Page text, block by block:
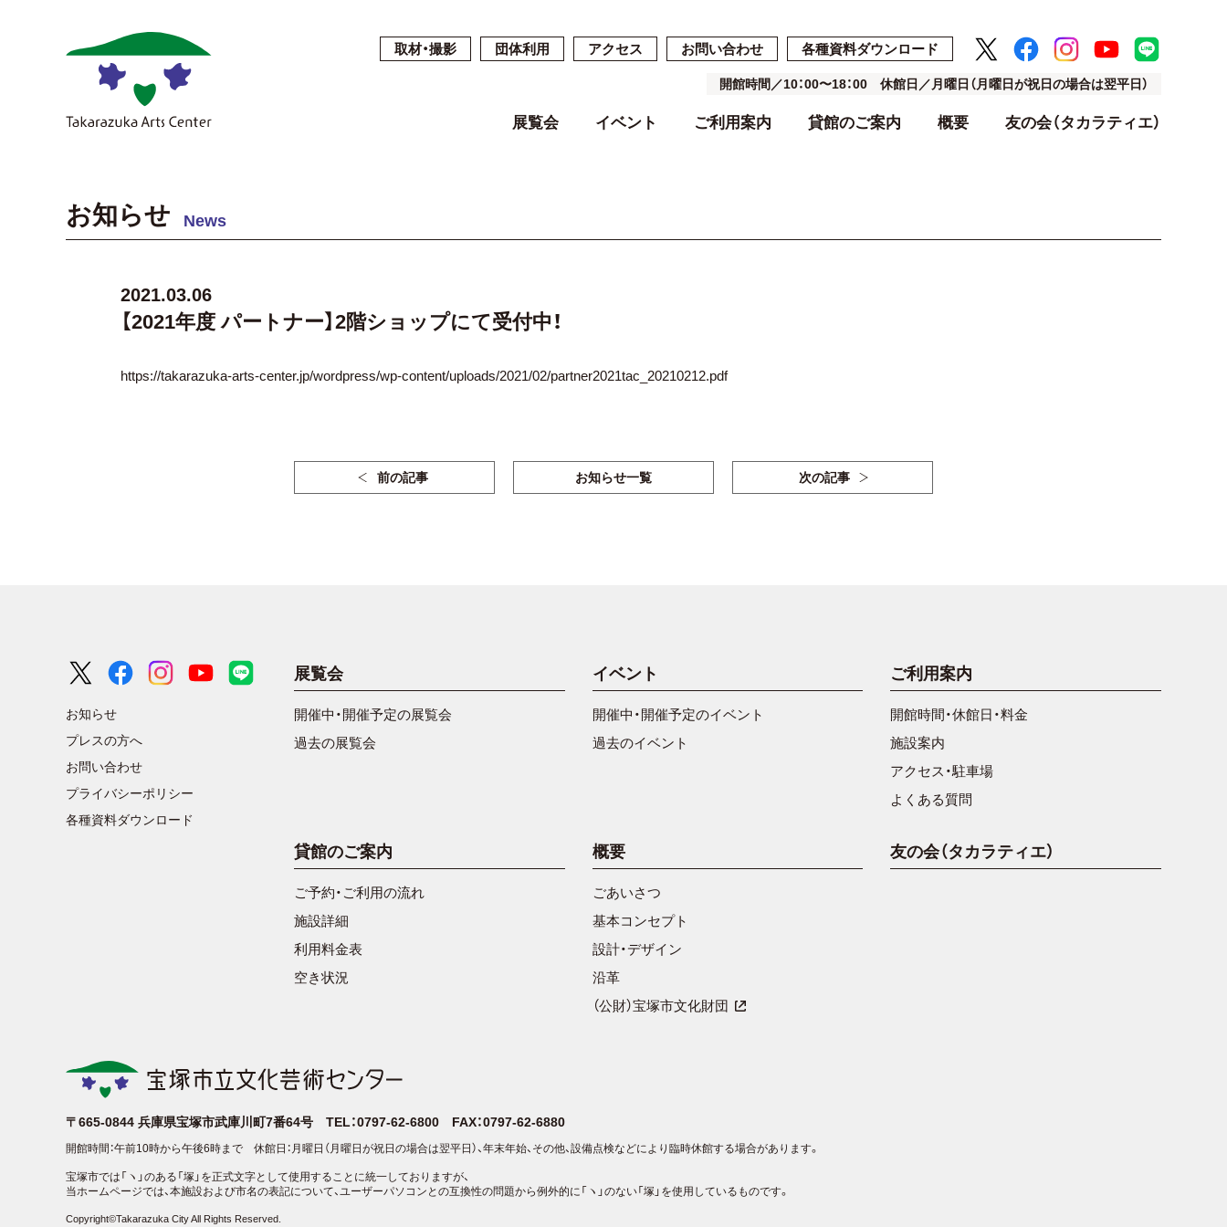
取材・撮影 団体利用 アクセス お問い合わせ 各種資料ダウンロード
開館時間／10：00〜18：00 休館日／月曜日（月曜日が祝日の場合は翌平日）
展覧会 イベント ご利用案内 貸館のご案内 概要 友の会（タカラティエ）
お知らせ News
2021.03.06
【2021年度 パートナー】2階ショップにて受付中！
https://takarazuka-arts-center.jp/wordpress/wp-content/uploads/2021/02/partner2021tac_20210212.pdf
前の記事 お知らせ一覧 次の記事
お知らせ
プレスの方へ
お問い合わせ
プライバシーポリシー
各種資料ダウンロード
展覧会
開催中・開催予定の展覧会
過去の展覧会
イベント
開催中・開催予定のイベント
過去のイベント
ご利用案内
開館時間・休館日・料金
施設案内
アクセス・駐車場
よくある質問
貸館のご案内
ご予約・ご利用の流れ
施設詳細
利用料金表
空き状況
概要
ごあいさつ
基本コンセプト
設計・デザイン
沿革
（公財）宝塚市文化財団
友の会（タカラティエ）
〒665-0844 兵庫県宝塚市武庫川町7番64号 TEL：0797-62-6800 FAX：0797-62-6880
開館時間：午前10時から午後6時まで 休館日：月曜日（月曜日が祝日の場合は翌平日）、年末年始、その他、設備点検などにより臨時休館する場合があります。
宝塚市では「ヽ」のある「塚」を正式文字として使用することに統一しておりますが、
当ホームページでは、本施設および市名の表記について、ユーザーパソコンとの互換性の問題から例外的に「ヽ」のない「塚」を使用しているものです。
Copyright©Takarazuka City All Rights Reserved.